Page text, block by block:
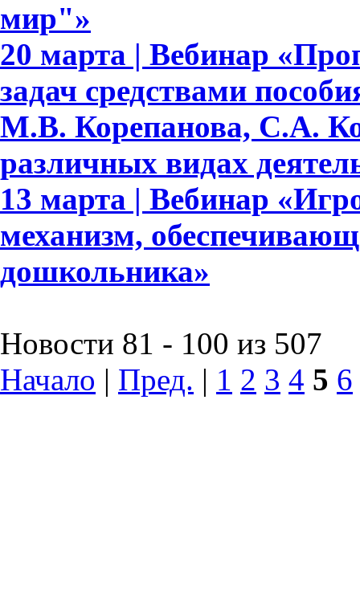
мир"»
20 марта | Вебинар
задач средствами
М.В. Корепанова, С.А.
различных видах
13 марта | Вебинар
механизм,
дошкольника»
Новости 81 - 100 из 507
Начало | Пред. | 1 2 3 4 5 6